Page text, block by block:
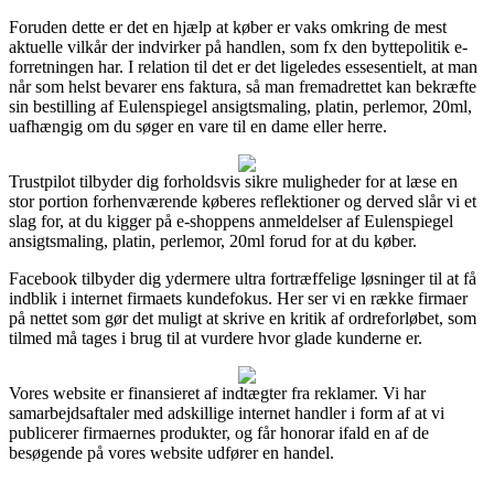
Foruden dette er det en hjælp at køber er vaks omkring de mest
aktuelle vilkår der indvirker på handlen, som fx den byttepolitik e-
forretningen har. I relation til det er det ligeledes essesentielt, at man
når som helst bevarer ens faktura, så man fremadrettet kan bekræfte
sin bestilling af Eulenspiegel ansigtsmaling, platin, perlemor, 20ml,
uafhængig om du søger en vare til en dame eller herre.
Trustpilot tilbyder dig forholdsvis sikre muligheder for at læse en
stor portion forhenværende køberes reflektioner og derved slår vi et
slag for, at du kigger på e-shoppens anmeldelser af Eulenspiegel
ansigtsmaling, platin, perlemor, 20ml forud for at du køber.
Facebook tilbyder dig ydermere ultra fortræffelige løsninger til at få
indblik i internet firmaets kundefokus. Her ser vi en række firmaer
på nettet som gør det muligt at skrive en kritik af ordreforløbet, som
tilmed må tages i brug til at vurdere hvor glade kunderne er.
Vores website er finansieret af indtægter fra reklamer. Vi har
samarbejdsaftaler med adskillige internet handler i form af at vi
publicerer firmaernes produkter, og får honorar ifald en af de
besøgende på vores website udfører en handel.